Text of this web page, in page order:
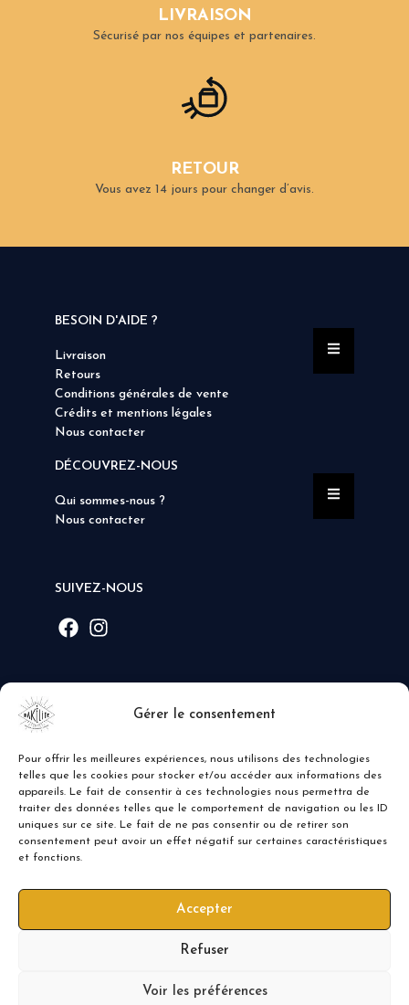
Gérer le consentement
Pour offrir les meilleures expériences, nous utilisons des technologies
telles que les cookies pour stocker et/ou accéder aux informations des
appareils. Le fait de consentir à ces technologies nous permettra de
traiter des données telles que le comportement de navigation ou les ID
uniques sur ce site. Le fait de ne pas consentir ou de retirer son
consentement peut avoir un effet négatif sur certaines caractéristiques
et fonctions.
Accepter
Refuser
Voir les préférences
LIVRAISON
Sécurisé par nos équipes et partenaires.
RETOUR
Vous avez 14 jours pour changer d’avis.
BESOIN D'AIDE ?
Livraison
Retours
Conditions générales de vente
Crédits et mentions légales
Nous contacter
DÉCOUVREZ-NOUS
Qui sommes-nous ?
Nous contacter
SUIVEZ-NOUS